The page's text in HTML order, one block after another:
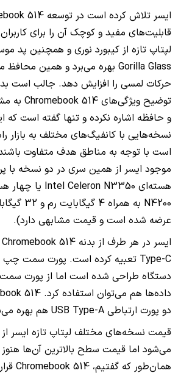
ایسر تلاش کرده است در توسعه 514
قابلیت‌های مفید و کوچک آن را برای
لپتاپ تازه از کیبورد نوری و همچنین پد
Gorilla Glass بهره می‌برد و همین محافظ
حرکات لمسی را افزایش دهد. جالب است
توضیح ویژگی‌های Chromebook 514 به
و حافظه اشاره نکرده و تنها گفته است که
نسخه‌هایی با کانفیگ‌های مختلف به بازار
موجود ایسر از همین سری در دو نسخه با
هسته‌ای Intel Celeron N3350 یا چهار
N4200
به همراه
عرضه شده است و قیمت مشابهی دارد).
ایسر در هر طرف از بدنه Chromebook 514
Type-C تعبیه کرده است. پورت سمت چپ
دستگاه طراحی شده است اما از پورت سمت
داده‌ها هم می‌توان استفاده کرد. 514
دو پورت ارتباطی USB Type-A هم بهره
می‌شود اما قیمت سطح بالاترین آن‌ها
همان‌طور که گفتیم، Chromebook 514